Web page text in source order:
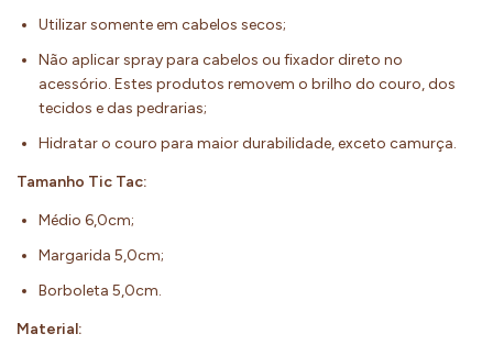
Utilizar somente em cabelos secos;
Não aplicar spray para cabelos ou fixador direto no
acessório. Estes produtos removem o brilho do couro, dos
tecidos e das pedrarias;
Hidratar o couro para maior durabilidade, exceto camurça.
Tamanho Tic Tac:
Médio 6,0cm;
Margarida 5,0cm;
Borboleta 5,0cm.
Material: